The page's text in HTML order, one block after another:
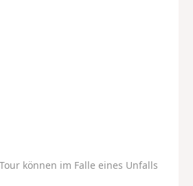
können im Falle eines Unfalls